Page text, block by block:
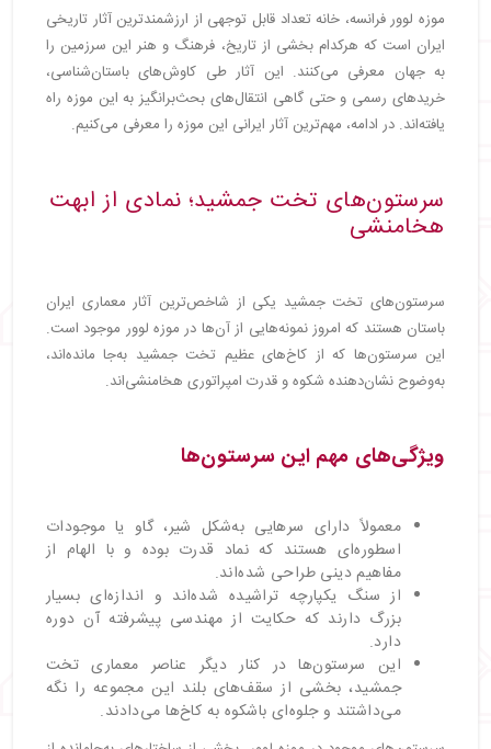
موزه لوور فرانسه، خانه تعداد قابل توجهی از ارزشمندترین آثار تاریخی
ایران است که هرکدام بخشی از تاریخ، فرهنگ و هنر این سرزمین را
به جهان معرفی می‌کنند. این آثار طی کاوش‌های باستان‌شناسی،
خریدهای رسمی و حتی گاهی انتقال‌های بحث‌برانگیز به این موزه راه
یافته‌اند. در ادامه، مهم‌ترین آثار ایرانی این موزه را معرفی می‌کنیم.
سرستون‌های تخت جمشید؛ نمادی از ابهت
هخامنشی
سرستون‌های تخت جمشید یکی از شاخص‌ترین آثار معماری ایران
باستان هستند که امروز نمونه‌هایی از آن‌ها در موزه لوور موجود است.
این سرستون‌ها که از کاخ‌های عظیم تخت جمشید به‌جا مانده‌اند،
به‌وضوح نشان‌دهنده شکوه و قدرت امپراتوری هخامنشی‌اند.
ویژگی‌های مهم این سرستون‌ها
معمولاً دارای سرهایی به‌شکل شیر، گاو یا موجودات
اسطوره‌ای هستند که نماد قدرت بوده و با الهام از
مفاهیم دینی طراحی شده‌اند.
از سنگ یکپارچه تراشیده شده‌اند و اندازه‌ای بسیار
بزرگ دارند که حکایت از مهندسی پیشرفته آن دوره
دارد.
این سرستون‌ها در کنار دیگر عناصر معماری تخت
جمشید، بخشی از سقف‌های بلند این مجموعه را نگه
می‌داشتند و جلوه‌ای باشکوه به کاخ‌ها می‌دادند.